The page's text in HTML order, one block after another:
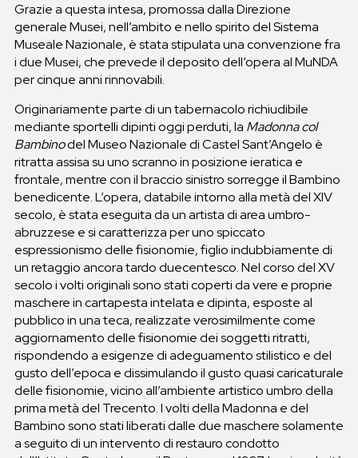
Grazie a questa intesa, promossa dalla Direzione
generale Musei, nell’ambito e nello spirito del Sistema
Museale Nazionale, è stata stipulata una convenzione fra
i due Musei, che prevede il deposito dell’opera al MuNDA
per cinque anni rinnovabili.
Originariamente parte di un tabernacolo richiudibile
mediante sportelli dipinti oggi perduti, la Madonna col
Bambinodel Museo Nazionale di Castel Sant’Angelo è
ritratta assisa su uno scranno in posizione ieratica e
frontale, mentre con il braccio sinistro sorregge il Bambino
benedicente. L’opera, databile intorno alla metà del XIV
secolo, è stata eseguita da un artista di area umbro-
abruzzese e si caratterizza per uno spiccato
espressionismo delle fisionomie, figlio indubbiamente di
un retaggio ancora tardo duecentesco. Nel corso del XV
secolo i volti originali sono stati coperti da vere e proprie
maschere in cartapesta intelata e dipinta, esposte al
pubblico in una teca, realizzate verosimilmente come
aggiornamento delle fisionomie dei soggetti ritratti,
rispondendo a esigenze di adeguamento stilistico e del
gusto dell’epoca e dissimulando il gusto quasi caricaturale
delle fisionomie, vicino all’ambiente artistico umbro della
prima metà del Trecento. I volti della Madonna e del
Bambino sono stati liberati dalle due maschere solamente
a seguito di un intervento di restauro condotto